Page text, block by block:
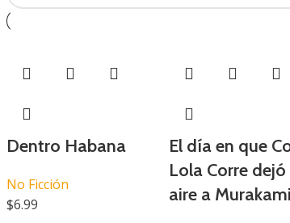
Dentro Habana
No Ficción
$6.99
El día en que
Lola Corre dejó
aire a Murakami